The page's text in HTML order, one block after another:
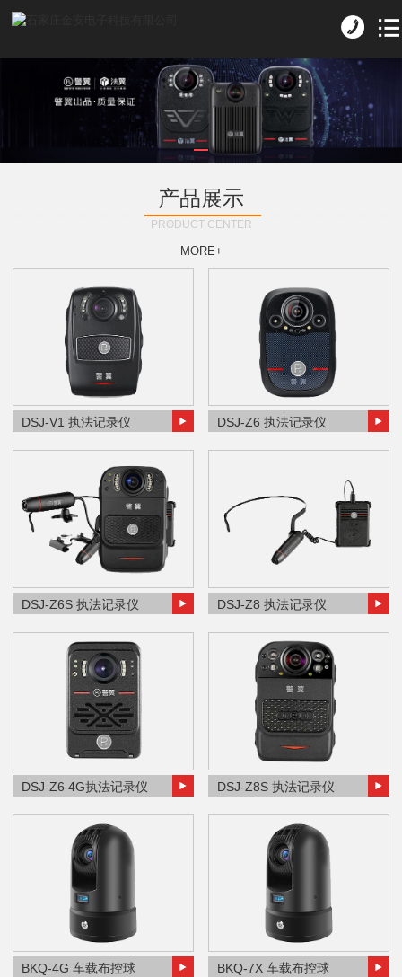
产品展示
PRODUCT CENTER
MORE+
DSJ-V1 执法记录仪 DSJ-Z6 执法记录仪
DSJ-Z6S 执法记录仪 DSJ-Z8 执法记录仪
DSJ-Z6 4G执法记录仪 DSJ-Z8S 执法记录仪
BKQ-4G 车载布控球 BKQ-7X 车载布控球